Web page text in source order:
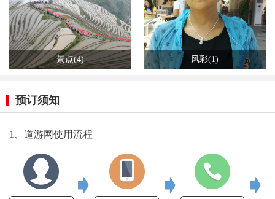
景点(4) 风彩(1)
预订须知
1、道游网使用流程